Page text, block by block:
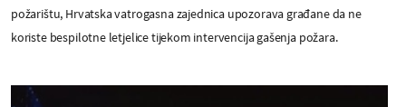
požarištu, Hrvatska vatrogasna zajednica upozorava građane da ne
koriste bespilotne letjelice tijekom intervencija gašenja požara.